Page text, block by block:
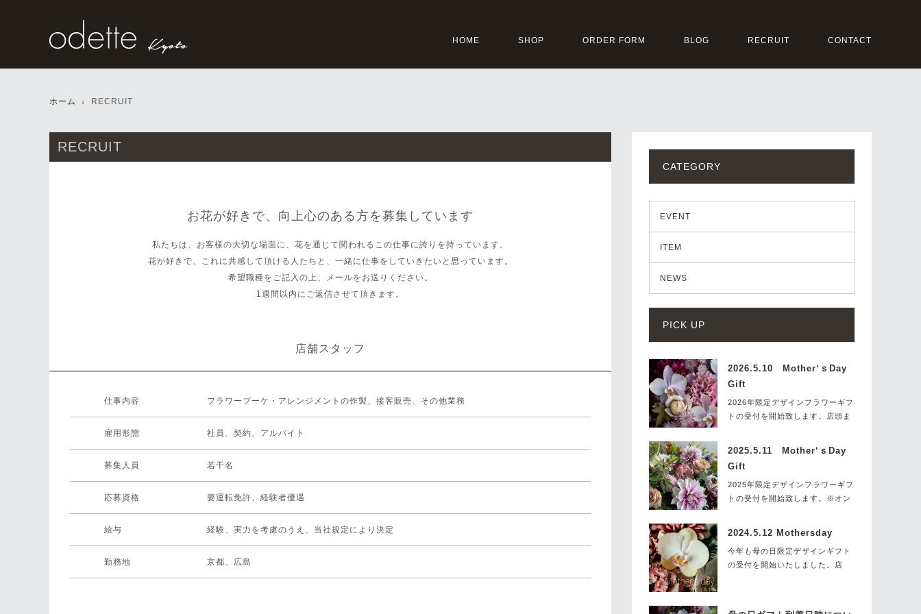
HOME SHOP ORDER FORM BLOG RECRUIT CONTACT
ホーム RECRUIT
RECRUIT
お花が好きで、 向上心のある方を募集しています
私たちは、お客様の大切な場面に、花を通じて関われるこの仕事に誇りを持っています。
花が好きで、これに共感して頂ける人たちと、一緒に仕事をしていきたいと思っています。
希望職種をご記入の上、メールをお送りください。
1週間以内にご返信させて頂きます。
店舗スタッフ
仕事内容 フラワーブーケ・アレンジメントの作製、接客販売、その他業務
雇用形態 社員、契約、アルバイト
募集人員 若干名
応募資格 要運転免許、経験者優遇
給与 経験、実力を考慮のうえ、当社規定により決定
勤務地 京都、広島
CATEGORY
EVENT
ITEM
NEWS
PICK UP
2026.5.10 Mother‘ｓDay
Gift
2026年限定デザインフラワーギフ
トの受付を開始致します。店頭ま
2025.5.11 Mother‘ｓDay
Gift
2025年限定デザインフラワーギフ
トの受付を開始致します。※オン
2024.5.12 Mothersday
今年も母の日限定デザインギフト
の受付を開始いたしました。店